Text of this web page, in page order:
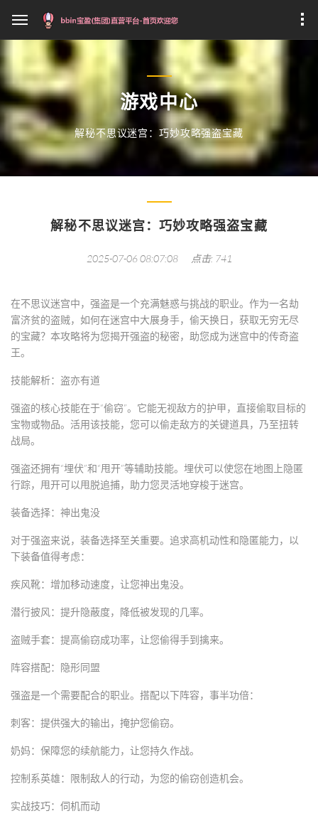
游戏中心
解秘不思议迷宫：巧妙攻略强盗宝藏
解秘不思议迷宫：巧妙攻略强盗宝藏
2025-07-06 08:07:08 点击: 741
在不思议迷宫中，强盗是一个充满魅惑与挑战的职业。作为一名劫
富济贫的盗贼，如何在迷宫中大展身手，偷天换日，获取无穷无尽
的宝藏？本攻略将为您揭开强盗的秘密，助您成为迷宫中的传奇盗
王。
技能解析：盗亦有道
强盗的核心技能在于“偷窃”。它能无视敌方的护甲，直接偷取目标的
宝物或物品。活用该技能，您可以偷走敌方的关键道具，乃至扭转
战局。
强盗还拥有“埋伏”和“甩开”等辅助技能。埋伏可以使您在地图上隐匿
行踪，甩开可以甩脱追捕，助力您灵活地穿梭于迷宫。
装备选择：神出鬼没
对于强盗来说，装备选择至关重要。追求高机动性和隐匿能力，以
下装备值得考虑：
疾风靴：增加移动速度，让您神出鬼没。
潜行披风：提升隐蔽度，降低被发现的几率。
盗贼手套：提高偷窃成功率，让您偷得手到擒来。
阵容搭配：隐形同盟
强盗是一个需要配合的职业。搭配以下阵容，事半功倍：
刺客：提供强大的输出，掩护您偷窃。
奶妈：保障您的续航能力，让您持久作战。
控制系英雄：限制敌人的行动，为您的偷窃创造机会。
实战技巧：伺机而动